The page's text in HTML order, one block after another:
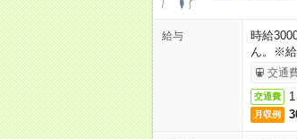
給与
時給
ん。※給
交通
交通費
月収例